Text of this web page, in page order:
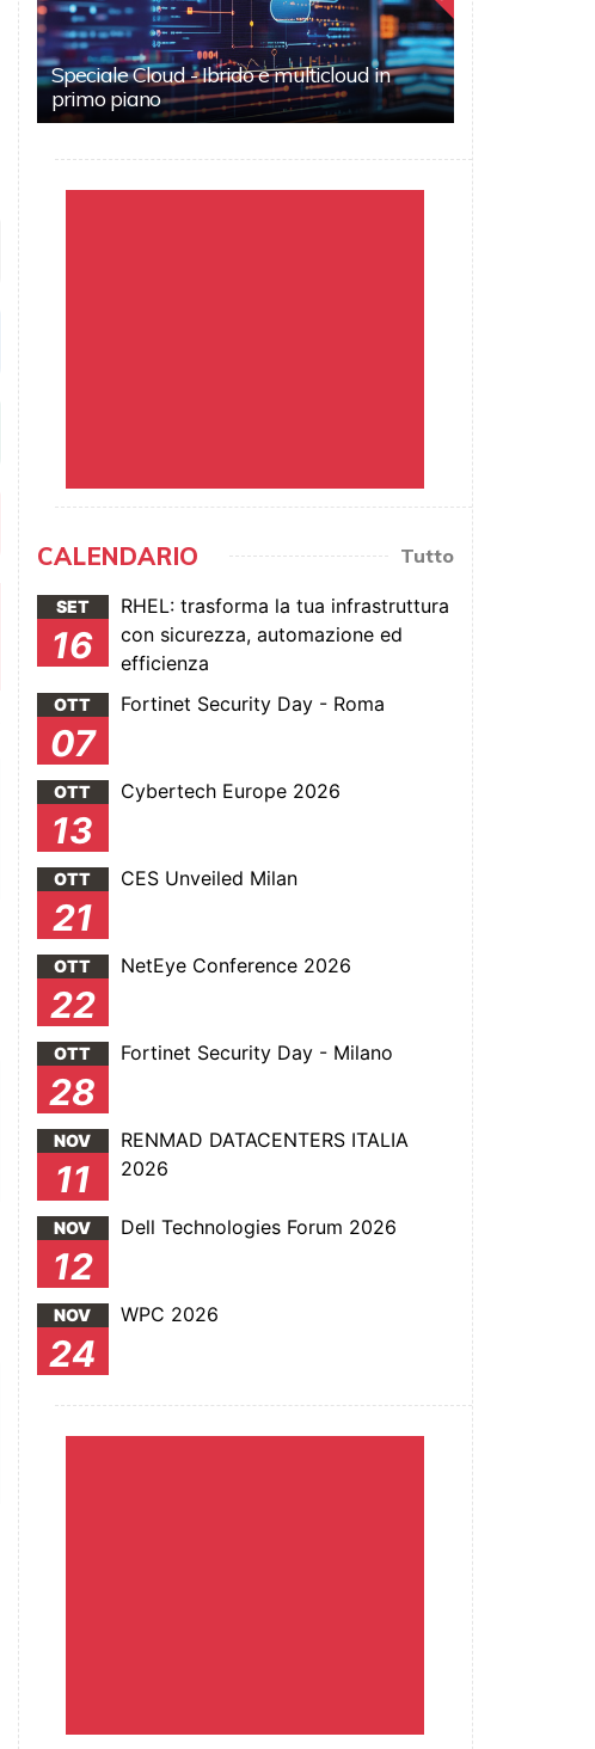
Speciale Cloud - Ibrido e multicloud in
primo piano
CALENDARIO Tutto
SET
16
RHEL: trasforma la tua infrastruttura
con sicurezza, automazione ed
efficienza
OTT
07
Fortinet Security Day - Roma
OTT
13
Cybertech Europe 2026
OTT
21
CES Unveiled Milan
OTT
22
NetEye Conference 2026
OTT
28
Fortinet Security Day - Milano
NOV
11
RENMAD DATACENTERS ITALIA
2026
NOV
12
Dell Technologies Forum 2026
NOV
24
WPC 2026